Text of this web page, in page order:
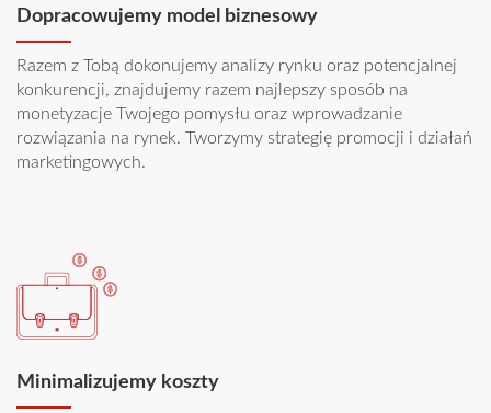
Dopracowujemy model biznesowy
Razem z Tobą dokonujemy analizy rynku oraz potencjalnej
konkurencji, znajdujemy razem najlepszy sposób na
monetyzacje Twojego pomysłu oraz wprowadzanie
rozwiązania na rynek. Tworzymy strategię promocji i działań
marketingowych.
Minimalizujemy koszty